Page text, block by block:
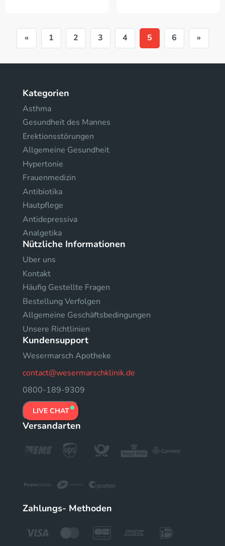
« 1 2 3 4 5 6 »
Kategorien
Asthma
Gesundheit des Mannes
Erektionsstörungen
Allgemeine Gesundheit
Hypertonie
Frauenmedizin
Antibiotika
Hautpflege
Antidepressiva
Analgetika
Nützliche Informationen
Uber uns
Kontakt
Häufig Gestellte Fragen
Bestellung Verfolgen
Allgemeine Geschäftsbedingungen
Unsere Richtlinien
Kundensupport
Wesermarsch Apotheke
contact@wesermarschklinik.de
0800-189-9309
LIVE CHAT
Versandarten
Zahlungs- Methoden